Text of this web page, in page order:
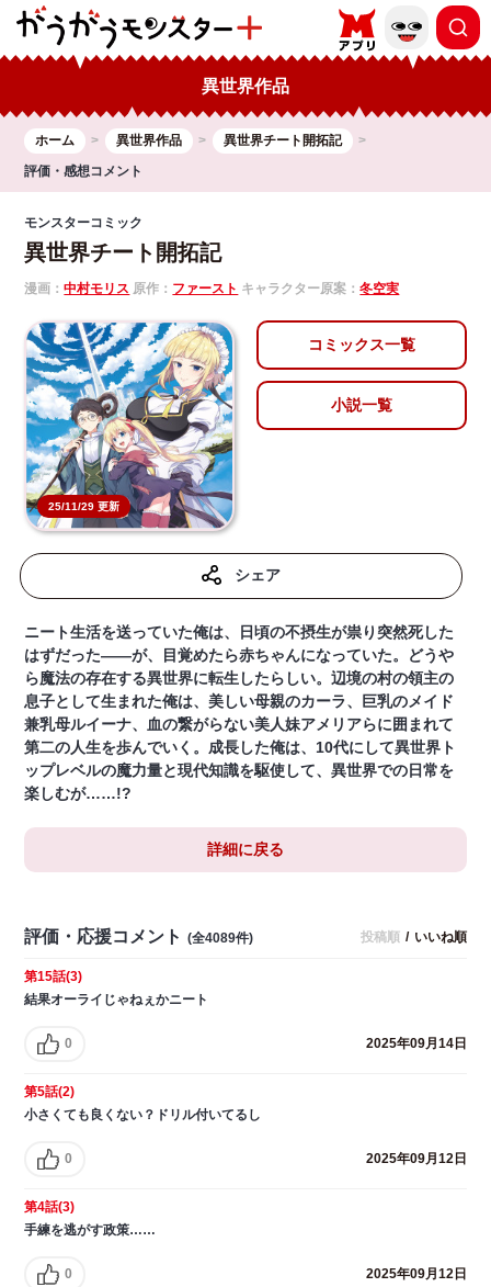
異世界作品
ホーム 異世界作品
異世界チート開拓記
評価・感想コメント
モンスターコミック
異世界チート開拓記
漫画：中村モリス 原作： ファースト キャラクター原案：冬空実
25/11/29 更新
コミックス一覧
小説一覧
シェア
ニート生活を送っていた俺は、日頃の不摂生が祟り突然死した
はずだった――が、目覚めたら赤ちゃんになっていた。どうや
ら魔法の存在する異世界に転生したらしい。辺境の村の領主の
息子として生まれた俺は、美しい母親のカーラ、巨乳のメイド
兼乳母ルイーナ、血の繋がらない美人妹アメリアらに囲まれて
第二の人生を歩んでいく。成長した俺は、10代にして異世界ト
ップレベルの魔力量と現代知識を駆使して、異世界での日常を
楽しむが……!?
詳細に戻る
評価・応援コメント (全4089件) 投稿順 / いいね順
第15話(3)
結果オーライじゃねぇかニート
0 2025年09月14日
第5話(2)
小さくても良くない？ドリル付いてるし
0 2025年09月12日
第4話(3)
手練を逃がす政策……
0 2025年09月12日